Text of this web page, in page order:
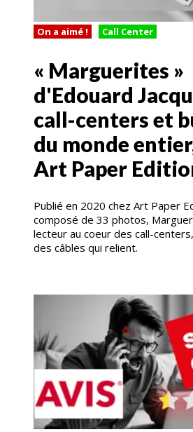
On a aimé ! Call Center
« Marguerites »
d'Edouard
call-centers et
du monde
Art Paper
Publié en 2020 chez Art Paper
composé de 33 photos,
lecteur au coeur des call-
des câbles qui relient.